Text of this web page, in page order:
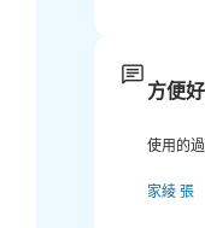
方便
使用的
家綾 張